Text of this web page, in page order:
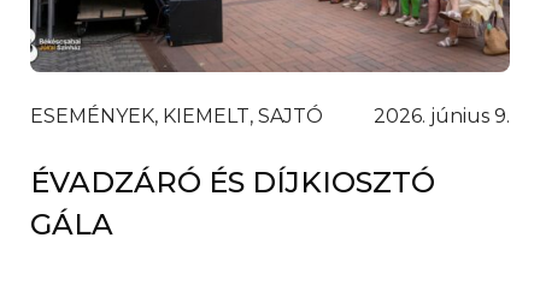
ESEMÉNYEK, KIEMELT, SAJTÓ 2026. június 9.
ÉVADZÁRÓ ÉS DÍJKIOSZTÓ
GÁLA